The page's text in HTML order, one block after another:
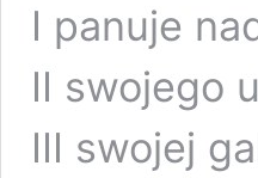
I panuje
II swojego
III swojej